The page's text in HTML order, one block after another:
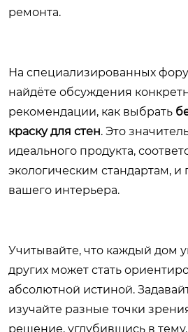
ремонта.
На специализированных
найдёте обсуждения
рекомендации, как выбрать
краску для стен. Это
идеального продукта,
экологическим стандартам, и
вашего интерьера.
Учитывайте, что каждый дом
других может стать
абсолютной истиной.
изучайте разные точки
решение, углубившись в тему.